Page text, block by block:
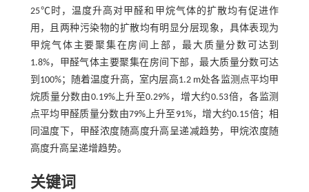
25℃时，温度升高对甲醛和甲烷气体的扩散均有促进作
用，且两种污染物的扩散均有明显分层现象，具体表现为
甲烷气体主要聚集在房间上部，最大质量分数可达到
1.8%，甲醛气体主要聚集在房间下部，最大质量分数可达
到100%；随着温度升高，室内层高1.2 m处各监测点平均甲
烷质量分数由0.19%上升至0.29%，增大约0.53倍，各监测
点平均甲醛质量分数由79%上升至91%，增大约0.15倍；相
同温度下，甲醛浓度随高度升高呈递减趋势，甲烷浓度随
高度升高呈递增趋势。
关键词